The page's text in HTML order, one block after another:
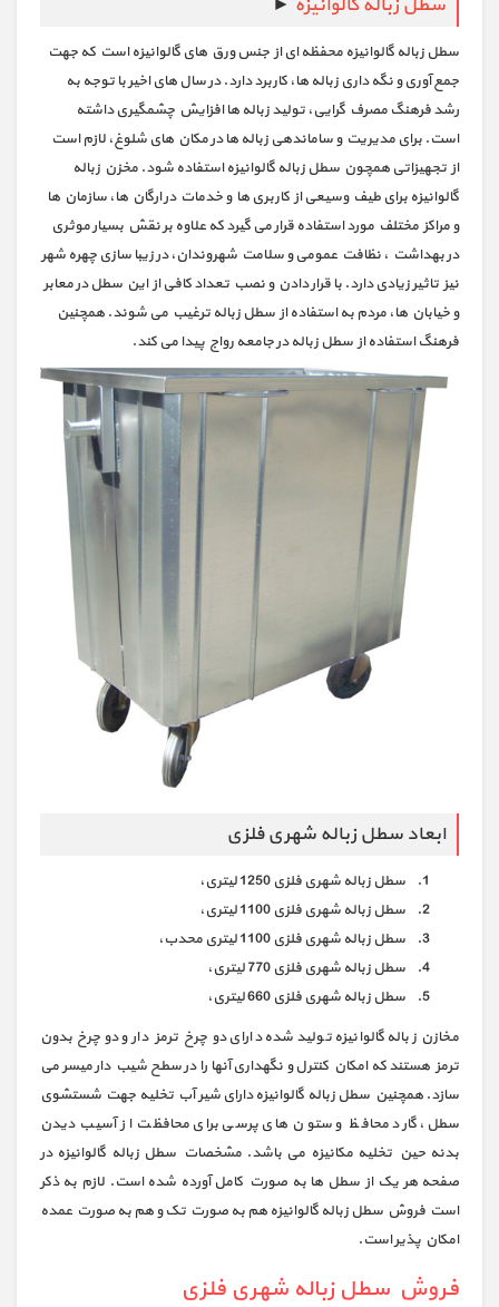
سطل زباله گالوانیزه محفظه ای از جنس ورق های گالوانیزه است که جهت
جمع آوری و نگه داری زباله ها، کاربرد دارد. در سال های اخیر با توجه به
رشد فرهنگ مصرف گرایی، تولید زباله ها افزایش چشمگیری داشته
است. برای مدیریت و ساماندهی زباله ها در مکان های شلوغ، لازم است
از تجهیزاتی همچون سطل زباله گالوانیزه استفاده شود. مخزن زباله
گالوانیزه برای طیف وسیعی از کاربری ها و خدمات در ارگان ها، سازمان ها
و مراکز مختلف مورد استفاده قرار می گیرد که علاوه بر نقش بسیار موثری
در بهداشت ، نظافت عمومی و سلامت شهروندان، در زیبا سازی چهره شهر
نیز تاثیر زیادی دارد. با قرار دادن و نصب تعداد کافی از این سطل در معابر
و خیابان ها، مردم به استفاده از سطل زباله ترغیب می شوند. همچنین
فرهنگ استفاده از سطل زباله در جامعه رواج پیدا می کند.
ابعاد سطل زباله شهری فلزی
سطل زباله شهری فلزی 1250 لیتری،
سطل زباله شهری فلزی 1100 لیتری،
سطل زباله شهری فلزی 1100 لیتری محدب،
سطل زباله شهری فلزی 770 لیتری،
سطل زباله شهری فلزی 660 لیتری،
مخازن زباله گالوانیزه تولید شده دارای دو چرخ ترمز دار و دو چرخ بدون
ترمز هستند که امکان کنترل و نگهداری آنها را در سطح شیب دار میسر می
سازد. همچنین سطل زباله گالوانیزه دارای شیر آب تخلیه جهت شستشوی
سطل، گارد محافظ و ستون های پرسی برای محافظت از آسیب دیدن
بدنه حین تخلیه مکانیزه می باشد. مشخصات سطل زباله گالوانیزه در
صفحه هر یک از سطل ها به صورت کامل آورده شده است. لازم به ذکر
است فروش سطل زباله گالوانیزه هم به صورت تک و هم به صورت عمده
امکان پذیر است.
فروش سطل زباله شهری فلزی